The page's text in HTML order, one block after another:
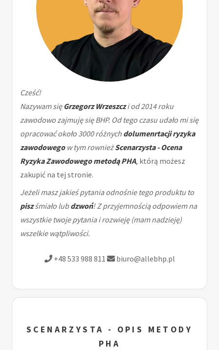
Cześć!
Nazywam sięGrzegorz Wrzeszczi od 2014 roku
zawodowo zajmuję się BHP. Od tego czasu udało mi się
opracować około 3000 różnych dolumenrtacji ryzyka
zawodowegow tym rownieżScenarzysta - Ocena
Ryzyka Zawodowego metodą PHA, którą możesz
zakupić na tej stronie.
Jeżeli masz jakieś pytania odnośnie tego produktu to
piszśmiało lubdzwoń! Z przyjemnością odpowiem na
wszystkie twoje pytania i rozwieję (mam nadzieję)
wszelkie wątpliwości.
+48 533 988 811 biuro@allebhp.pl
SCENARZYSTA - OPIS METODY
PHA